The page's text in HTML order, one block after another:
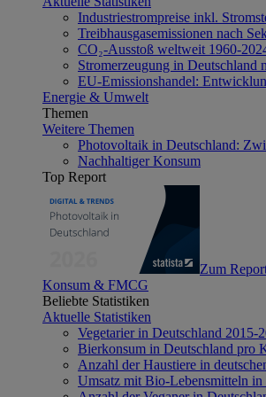
Industriestrompreise inkl.
Treibhausgasemissionen nach
CO₂-Ausstoß weltweit 1960-
Stromerzeugung in Deutschland
EU-Emissionshandel:
Energie & Umwelt
Themen
Weitere Themen
Photovoltaik in Deutschland:
Nachhaltiger Konsum
Top Report
Zum
Konsum & FMCG
Beliebte Statistiken
Aktuelle Statistiken
Vegetarier in Deutschland 2015-
Bierkonsum in Deutschland pro
Anzahl der Haustiere in
Umsatz mit Bio-Lebensmitteln